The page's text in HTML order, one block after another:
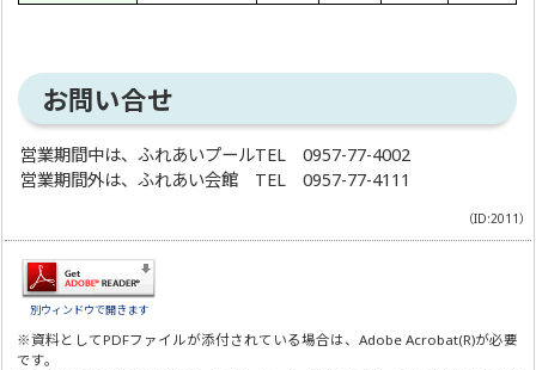
お問い合せ
営業期間中は、ふれあいプールTEL 0957-77-4002
営業期間外は、ふれあい会館 TEL 0957-77-4111
（ID:2011）
別ウィンドウで開きます
※資料としてPDFファイルが添付されている場合は、Adobe Acrobat(R)が必要
です。